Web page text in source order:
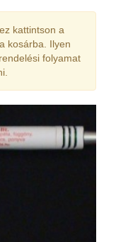
kattintson a
kosárba. Ilyen
folyamat